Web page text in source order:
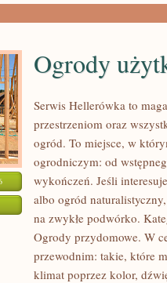
Ogrody
Serwis Hellerówka to
przestrzeniom oraz
ogród. To miejsce, w
ogrodniczym: od
wykończeń. Jeśli
albo ogród
na zwykłe podwórko.
Ogrody przydomowe. W
przewodnim: takie, które
klimat poprzez kolor,